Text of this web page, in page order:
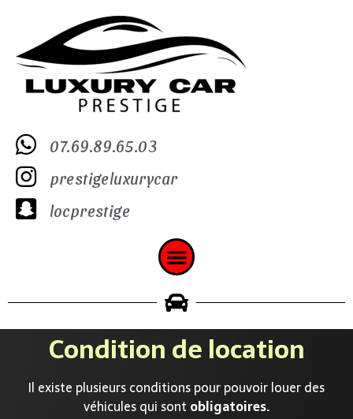
07.69.89.65.03
prestigeluxurycar
locprestige
Condition de location
Il existe plusieurs conditions pour pouvoir louer des
véhicules qui sont obligatoires.